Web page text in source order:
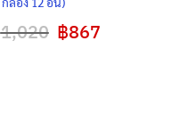
1,020 Original
price
฿867Current